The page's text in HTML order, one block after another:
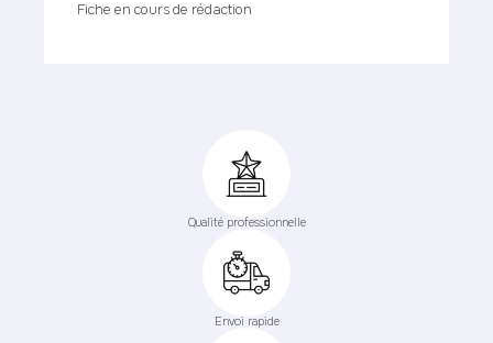
Fiche en cours de rédaction
Qualité professionnelle
Envoi rapide